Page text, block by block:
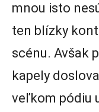
mnou isto
ten blízky
scénu. Avšak
kapely
veľkom pódiu